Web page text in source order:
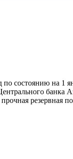
состоянию на 1
банка
резервная